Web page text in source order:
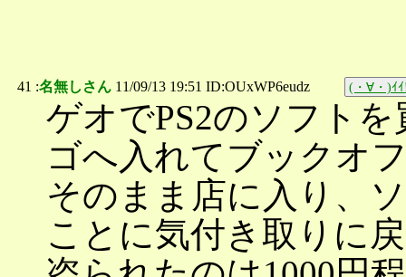
41 :名無しさん 11/09/13 19:51 ID:OUxWP6eudz (・∀・)ｲ
ゲオでPS2のソフト
ゴへ入れてブックオ
そのまま店に入り、
ことに気付き取りに